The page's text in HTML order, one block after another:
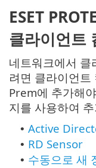
ESET
클라이언트
네트워크에서 클
려면 클라이언트
Prem에 추가해
지를 사용하여
• Active
• RD Sensor
• 수동으로 새